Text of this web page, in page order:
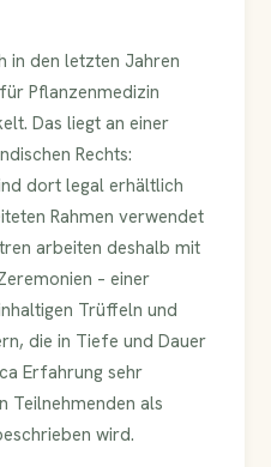
in den letzten Jahren
Pflanzenmedizin
Das liegt an einer
Rechts:
dort legal erhältlich
Rahmen verwendet
arbeiten deshalb mit
– einer
Trüffeln und
die in Tiefe und Dauer
Erfahrung sehr
Teilnehmenden als
wird.